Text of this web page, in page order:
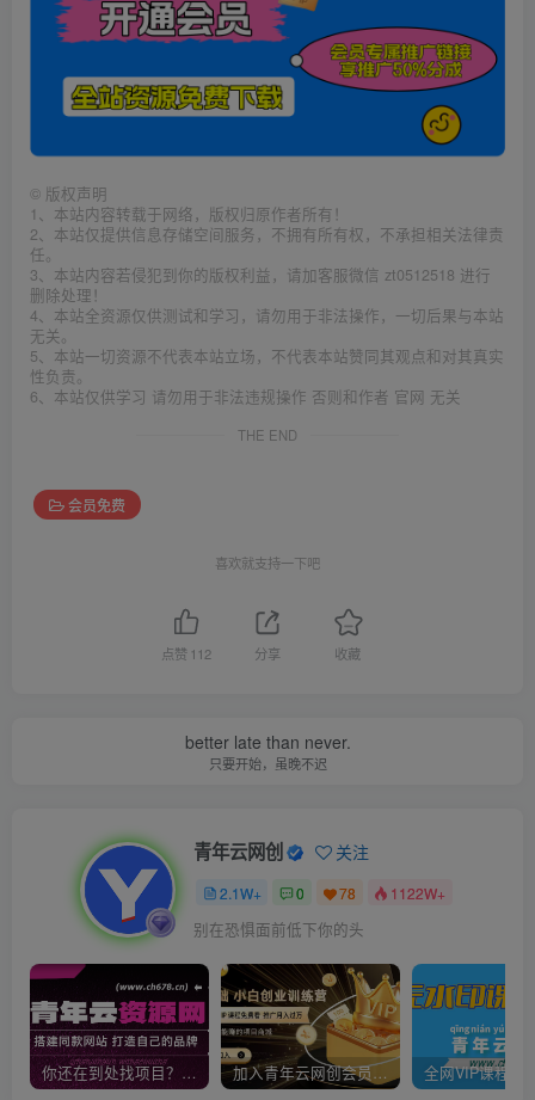
© 版权声明
1、本站内容转载于网络，版权归原作者所有！
2、本站仅提供信息存储空间服务，不拥有所有权，不承担相关法律责
任。
3、本站内容若侵犯到你的版权利益，请加客服微信 zt0512518 进行
删除处理！
4、本站全资源仅供测试和学习，请勿用于非法操作，一切后果与本站
无关。
5、本站一切资源不代表本站立场，不代表本站赞同其观点和对其真实
性负责。
6、本站仅供学习 请勿用于非法违规操作 否则和作者 官网 无关
THE END
会员免费
喜欢就支持一下吧
点赞 112 分享 收藏
better late than never.
只要开始，虽晚不迟
青年云网创 关注
2.1W+ 0 78 1122W+
别在恐惧面前低下你的头
你还在到处找项目？还在当韭菜？我靠卖项目一个月收入5万+，曾经我也是个失败者。 加入青年云网创会员，全站资源免费学习。加入高级合伙人，推广日入1000+